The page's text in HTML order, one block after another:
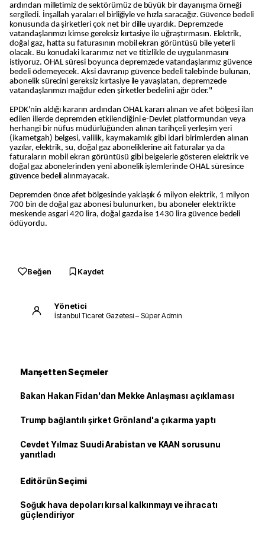
ardından milletimiz de sektörümüz de büyük bir dayanışma örneği
sergiledi. İnşallah yaraları el birliğiyle ve hızla saracağız. Güvence bedeli
konusunda da şirketleri çok net bir dille uyardık. Depremzede
vatandaşlarımızı kimse gereksiz kırtasiye ile uğraştırmasın. Elektrik,
doğal gaz, hatta su faturasının mobil ekran görüntüsü bile yeterli
olacak. Bu konudaki kararımız net ve titizlikle de uygulanmasını
istiyoruz. OHAL süresi boyunca depremzede vatandaşlarımız güvence
bedeli ödemeyecek. Aksi davranıp güvence bedeli talebinde bulunan,
abonelik sürecini gereksiz kırtasiye ile yavaşlatan, depremzede
vatandaşlarımızı mağdur eden şirketler bedelini ağır öder."
EPDK'nin aldığı kararın ardından OHAL kararı alınan ve afet bölgesi ilan
edilen illerde depremden etkilendiğini e-Devlet platformundan veya
herhangi bir nüfus müdürlüğünden alınan tarihçeli yerleşim yeri
(ikametgah) belgesi, valilik, kaymakamlık gibi idari birimlerden alınan
yazılar, elektrik, su, doğal gaz aboneliklerine ait faturalar ya da
faturaların mobil ekran görüntüsü gibi belgelerle gösteren elektrik ve
doğal gaz abonelerinden yeni abonelik işlemlerinde OHAL süresince
güvence bedeli alınmayacak.
Depremden önce afet bölgesinde yaklaşık 6 milyon elektrik, 1 milyon
700 bin de doğal gaz abonesi bulunurken, bu aboneler elektrikte
meskende asgari 420 lira, doğal gazda ise 1430 lira güvence bedeli
ödüyordu.
Beğen Kaydet
Yönetici
İstanbul Ticaret Gazetesi – Süper Admin
Manşetten Seçmeler
Bakan Hakan Fidan'dan Mekke Anlaşması açıklaması
Trump bağlantılı şirket Grönland'a çıkarma yaptı
Cevdet Yılmaz Suudi Arabistan ve KAAN sorusunu
yanıtladı
Editörün Seçimi
Soğuk hava depoları kırsal kalkınmayı ve ihracatı
güçlendiriyor